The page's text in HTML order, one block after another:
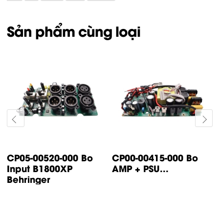
Sản phẩm cùng loại
CP14-00447-000 Bo
control IP500
Turbsound
CP05-00500-000 Bo
input IP1000 /